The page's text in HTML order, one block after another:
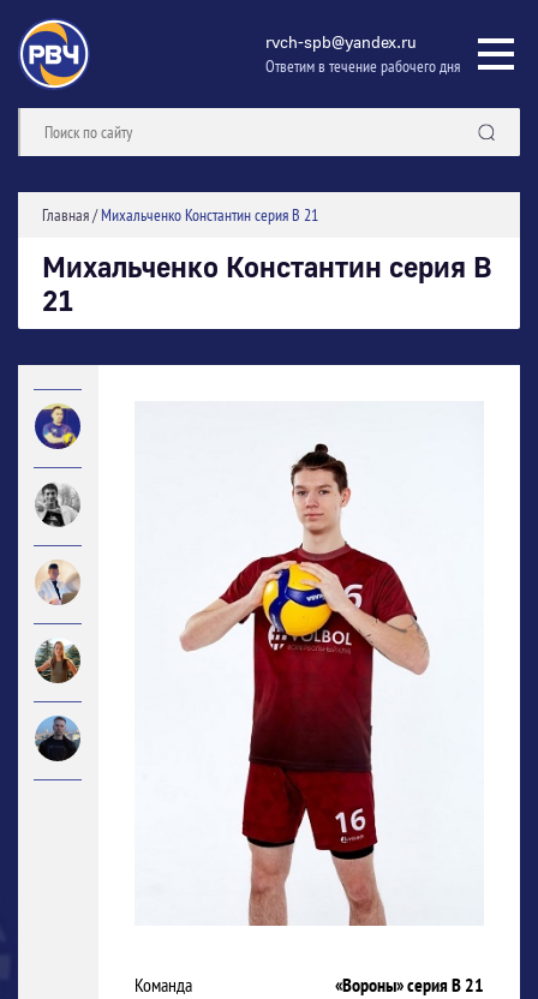
rvch-spb@yandex.ru
Ответим в течение рабочего дня
Главная/Михальченко Константин серия В 21
Михальченко Константин серия В
21
Команда «Вороны» серия В 21